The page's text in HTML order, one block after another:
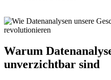
Warum
unverzichtbar sind